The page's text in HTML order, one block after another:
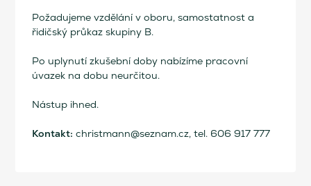
Požadujeme vzdělání v oboru, samostatnost a
řidičský průkaz skupiny B.
Po uplynutí zkušební doby nabízíme pracovní
úvazek na dobu neurčitou.
Nástup ihned.
Kontakt:christmann@seznam.cz, tel. 606 917 777